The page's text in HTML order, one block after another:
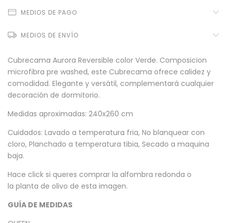
MEDIOS DE PAGO
MEDIOS DE ENVÍO
Cubrecama Aurora Reversible color Verde. Composicion
microfibra pre washed, este Cubrecama ofrece calidez y
comodidad. Elegante y versátil, complementará cualquier
decoración de dormitorio.
Medidas aproximadas: 240x260 cm
Cuidados: Lavado a temperatura fria, No blanquear con
cloro, Planchado a temperatura tibia, Secado a maquina
baja.
Hace click si queres comprar la alfombra redonda o
la planta de olivo de esta imagen.
GUÍA DE MEDIDAS